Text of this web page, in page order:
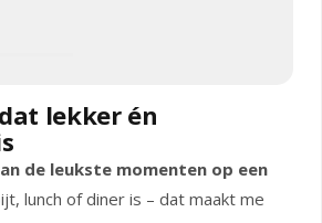
lekker én
de leukste momenten op een
lunch of diner is – dat maakt me